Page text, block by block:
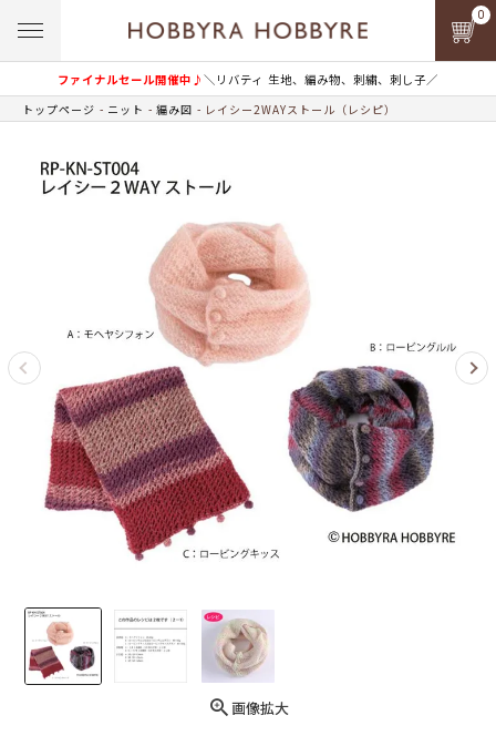
ファイナルセール開催中♪＼リバティ 生地、編み物、刺繍、刺し子／
0
トップページ ニット 編み図 レイシー2WAYストール（レシピ）
画像拡大